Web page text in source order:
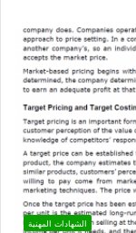
الشهادات المهنية